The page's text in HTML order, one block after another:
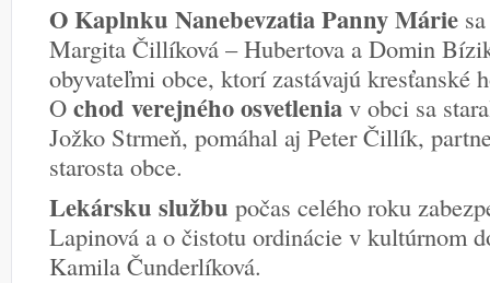
O Kaplnku Nanebevzatia Panny Máriesa
Margita Čillíková – Hubertova a Domin
obyvateľmi obce, ktorí zastávajú kresťanské
O chod verejného osvetleniav obci sa
Jožko Strmeň, pomáhal aj Peter Čillík,
starosta obce.
Lekársku službu počas celého roku
Lapinová a o čistotu ordinácie v kultúrnom
Kamila Čunderlíková.